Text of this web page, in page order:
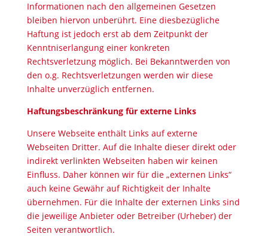
Informationen nach den allgemeinen Gesetzen
bleiben hiervon unberührt. Eine diesbezügliche
Haftung ist jedoch erst ab dem Zeitpunkt der
Kenntniserlangung einer konkreten
Rechtsverletzung möglich. Bei Bekanntwerden von
den o.g. Rechtsverletzungen werden wir diese
Inhalte unverzüglich entfernen.
Haftungsbeschränkung für externe Links
Unsere Webseite enthält Links auf externe
Webseiten Dritter. Auf die Inhalte dieser direkt oder
indirekt verlinkten Webseiten haben wir keinen
Einfluss. Daher können wir für die „externen Links“
auch keine Gewähr auf Richtigkeit der Inhalte
übernehmen. Für die Inhalte der externen Links sind
die jeweilige Anbieter oder Betreiber (Urheber) der
Seiten verantwortlich.